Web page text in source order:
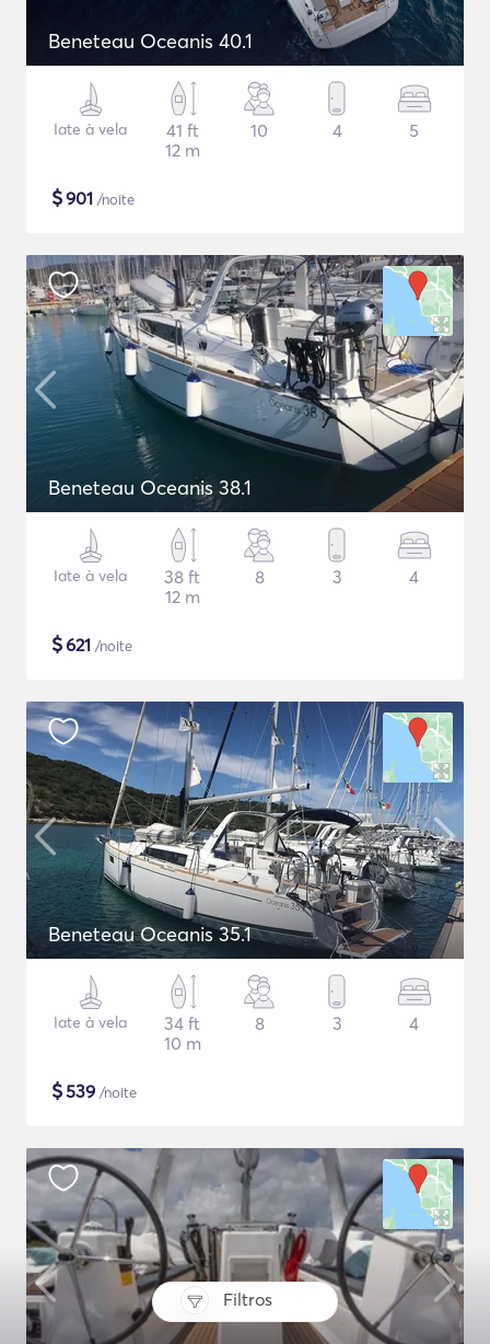
Filtros
Beneteau Oceanis 40.1
Iate à vela
41 ft
12 m
10 4 5
$901 /noite
Beneteau Oceanis 38.1
Iate à vela
38 ft
12 m
8 3 4
$621 /noite
Beneteau Oceanis 35.1
Iate à vela
34 ft
10 m
8 3 4
$539 /noite